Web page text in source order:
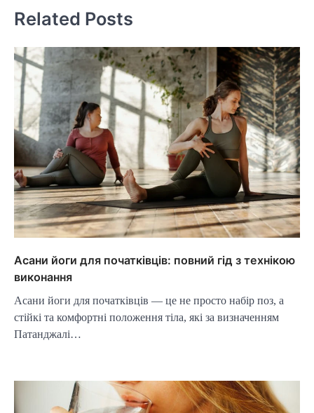
Related Posts
Асани йоги для початківців: повний гід з технікою
виконання
Асани йоги для початківців — це не просто набір поз, а
стійкі та комфортні положення тіла, які за визначенням
Патанджалі…